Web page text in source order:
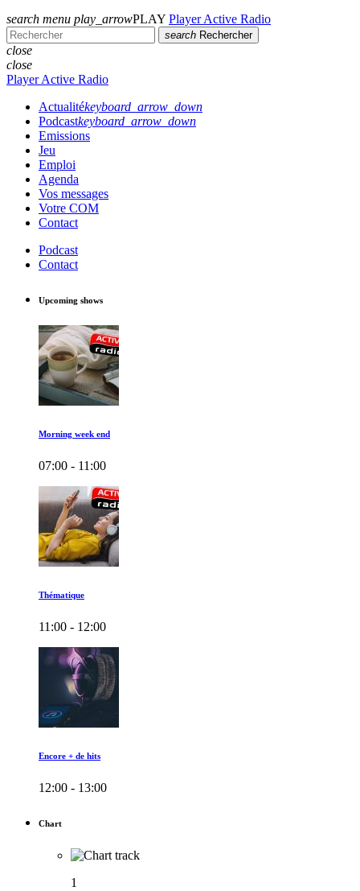
search menu play_arrowPLAY Player Active Radio
search Rechercher
close
close
Player Active Radio
Actualitékeyboard_arrow_down
Infos
Météo
Podcastkeyboard_arrow_down
FLASH INFO DU JOUR
One Health Chaumont
Chaumont au Fil du Temps
Le Saviez-vous ? Chaumont se raconte.
Chaumont Plage 2025
LPO
Podcast District Foot 52
Podcast Jeunes Agriculteurs
Emissions
Jeu
Emploi
Agenda
Vos messages
Votre COM
Contact
Podcast
Contact
Upcoming shows
Morning week end
07:00 - 11:00
Thématique
11:00 - 12:00
Encore + de hits
12:00 - 13:00
Chart
1